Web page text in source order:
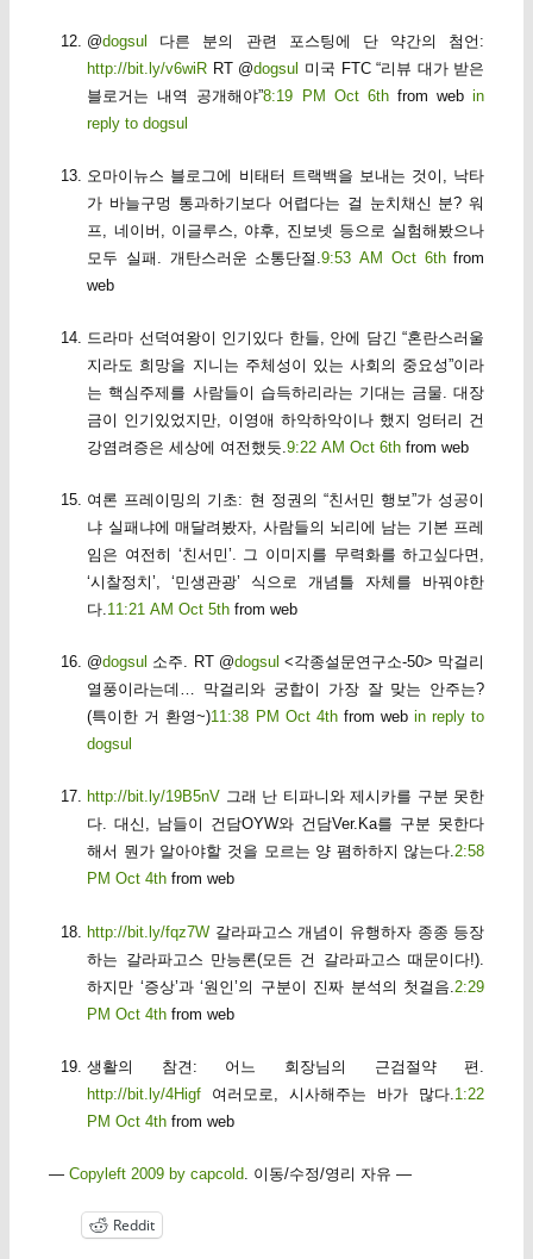
@dogsul
다른 분의 관련 포스팅에 단 약간의 첨언:
http://bit.ly/v6wiR RT @dogsul 미국 FTC “리뷰 대가 받은
블로거는 내역 공개해야”8:19 PM Oct 6th from web in
reply to dogsul
오마이뉴스 블로그에 비태터 트랙백을 보내는 것이, 낙타
가 바늘구멍 통과하기보다 어렵다는 걸 눈치채신 분? 워
프, 네이버, 이글루스, 야후, 진보넷 등으로 실험해봤으나
모두 실패. 개탄스러운 소통단절.9:53 AM Oct 6th from
web
드라마 선덕여왕이 인기있다 한들, 안에 담긴 “혼란스러울
지라도 희망을 지니는 주체성이 있는 사회의 중요성”이라
는 핵심주제를 사람들이 습득하리라는 기대는 금물. 대장
금이 인기있었지만, 이영애 하악하악이나 했지 엉터리 건
강염려증은 세상에 여전했듯.9:22 AM Oct 6th from web
여론 프레이밍의 기초: 현 정권의 “친서민 행보”가 성공이
냐 실패냐에 매달려봤자, 사람들의 뇌리에 남는 기본 프레
임은 여전히 ‘친서민’. 그 이미지를 무력화를 하고싶다면,
‘시찰정치’, ‘민생관광’ 식으로 개념틀 자체를 바꿔야한
다.11:21 AM Oct 5th from web
@dogsul 소주. RT @dogsul <각종설문연구소-50> 막걸리
열풍이라는데… 막걸리와 궁합이 가장 잘 맞는 안주는?
(특이한 거 환영~)11:38 PM Oct 4th from web in reply to
dogsul
http://bit.ly/19B5nV 그래 난 티파니와 제시카를 구분 못한
다. 대신, 남들이 건담OYW와 건담Ver.Ka를 구분 못한다
해서 뭔가 알아야할 것을 모르는 양 폄하하지 않는다.2:58
PM Oct 4th from web
http://bit.ly/fqz7W 갈라파고스 개념이 유행하자 종종 등장
하는 갈라파고스 만능론(모든 건 갈라파고스 때문이다!).
하지만 ‘증상’과 ‘원인’의 구분이 진짜 분석의 첫걸음. 2:29
PM Oct 4th from web
생활의 참견: 어느 회장님의 근검절약 편.
http://bit.ly/4Higf 여러모로, 시사해주는 바가 많다. 1:22
PM Oct 4th from web
— Copyleft 2009 by capcold . 이동/수정/영리 자유 —
Reddit